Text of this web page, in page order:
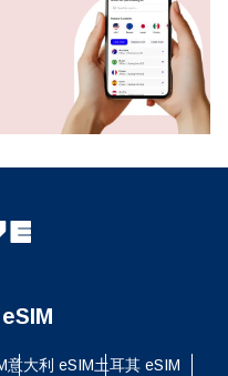
意大利 eSIM土耳其 eSIM